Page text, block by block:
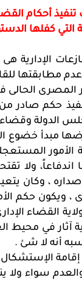
أحكام
كفلها
الإدارية
مطابقتها
حكم صادر
الدولة وقضاء
مبدأ خضوع
الأمور
ولا
، وكان
، ويكون حكم
القضاء
في محيط
أنه لا شئ .
إقامة
سواء ولا